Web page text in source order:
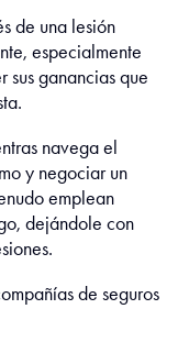
de una lesión
especialmente
sus ganancias que
navega el
y negociar un
emplean
dejándole con
de seguros